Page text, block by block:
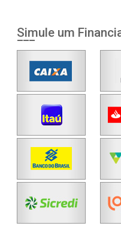
Simule um